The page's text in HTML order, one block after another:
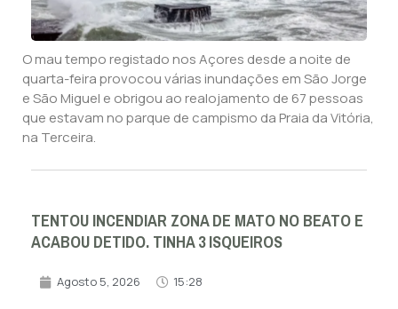
O mau tempo registado nos Açores desde a noite de
quarta-feira provocou várias inundações em São Jorge
e São Miguel e obrigou ao realojamento de 67 pessoas
que estavam no parque de campismo da Praia da Vitória,
na Terceira.
TENTOU INCENDIAR ZONA DE MATO NO BEATO E
ACABOU DETIDO. TINHA 3 ISQUEIROS
Agosto 5, 2026 15:28